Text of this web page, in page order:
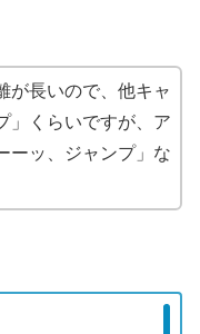
が長いので、他キャ
」くらいですが、ア
ーッ、ジャンプ」な